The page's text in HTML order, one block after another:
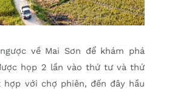
về Mai Sơn để khám phá
họp 2 lần vào thứ tư và thứ
hợp với chợ phiên, đến đây hầu